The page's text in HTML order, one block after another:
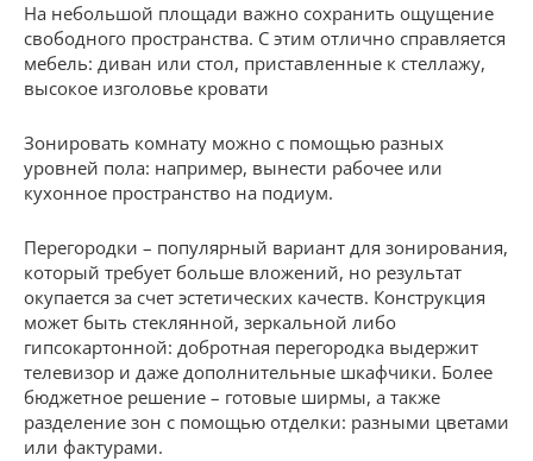
На небольшой площади важно сохранить ощущение
свободного пространства. С этим отлично справляется
мебель: диван или стол, приставленные к стеллажу,
высокое изголовье кровати
Зонировать комнату можно с помощью разных
уровней пола: например, вынести рабочее или
кухонное пространство на подиум.
Перегородки – популярный вариант для зонирования,
который требует больше вложений, но результат
окупается за счет эстетических качеств. Конструкция
может быть стеклянной, зеркальной либо
гипсокартонной: добротная перегородка выдержит
телевизор и даже дополнительные шкафчики. Более
бюджетное решение – готовые ширмы, а также
разделение зон с помощью отделки: разными цветами
или фактурами.